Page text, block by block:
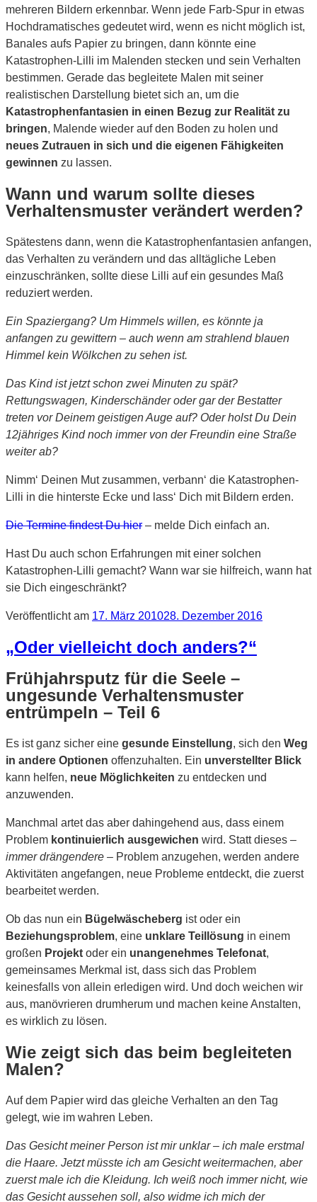
mehreren Bildern erkennbar. Wenn jede Farb-Spur in etwas
Hochdramatisches gedeutet wird, wenn es nicht möglich ist,
Banales aufs Papier zu bringen, dann könnte eine
Katastrophen-Lilli im Malenden stecken und sein Verhalten
bestimmen. Gerade das begleitete Malen mit seiner
realistischen Darstellung bietet sich an, um die
Katastrophenfantasien in einen Bezug zur Realität zu
bringen, Malende wieder auf den Boden zu holen und
neues Zutrauen in sich und die eigenen Fähigkeiten
gewinnen zu lassen.
Wann und warum sollte dieses
Verhaltensmuster verändert werden?
Spätestens dann, wenn die Katastrophenfantasien anfangen,
das Verhalten zu verändern und das alltägliche Leben
einzuschränken, sollte diese Lilli auf ein gesundes Maß
reduziert werden.
Ein Spaziergang? Um Himmels willen, es könnte ja
anfangen zu gewittern – auch wenn am strahlend blauen
Himmel kein Wölkchen zu sehen ist.
Das Kind ist jetzt schon zwei Minuten zu spät?
Rettungswagen, Kinderschänder oder gar der Bestatter
treten vor Deinem geistigen Auge auf? Oder holstDu Dein
12jähriges Kind noch immer von der Freundin eine Straße
weiter ab?
Nimm‘ Deinen Mut zusammen, verbann‘ die Katastrophen-
Lilli in die hinterste Ecke und lass‘ Dich mit Bildern erden.
Die Termine findest Du hier – melde Dich einfach an.
Hast Du auch schon Erfahrungen mit einer solchen
Katastrophen-Lilli gemacht? Wann war sie hilfreich, wann hat
sie Dich eingeschränkt?
Veröffentlicht am 17. März 201028. Dezember 2016
„Oder vielleicht doch anders?“
Frühjahrsputz für die Seele –
ungesunde Verhaltensmuster
entrümpeln – Teil 6
Es ist ganz sicher eine gesunde Einstellung, sich den Weg
in andere Optionen offenzuhalten. Ein unverstellter Blick
kann helfen, neue Möglichkeiten zu entdecken und
anzuwenden.
Manchmal artet das aber dahingehend aus, dass einem
Problem kontinuierlich ausgewichen wird. Statt dieses –
immer drängendere – Problem anzugehen, werden andere
Aktivitäten angefangen, neue Probleme entdeckt, die zuerst
bearbeitet werden.
Ob das nun ein Bügelwäscheberg ist oder ein
Beziehungsproblem, eine unklare Teillösung in einem
großen Projekt oder ein unangenehmes Telefonat,
gemeinsames Merkmal ist, dass sich das Problem
keinesfalls von allein erledigen wird. Und doch weichen wir
aus, manövrieren drumherum und machen keine Anstalten,
es wirklich zu lösen.
Wie zeigt sich das beim begleiteten
Malen?
Auf dem Papier wird das gleiche Verhalten an den Tag
gelegt, wie im wahren Leben.
Das Gesicht meiner Person ist mir unklar – ich male erstmal
die Haare. Jetzt müsste ich am Gesicht weitermachen, aber
zuerst male ich die Kleidung. Ich weiß noch immer nicht, wie
das Gesicht aussehen soll, also widme ich mich der